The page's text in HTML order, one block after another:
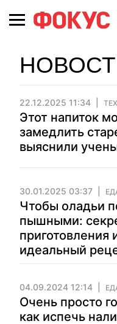
22.12.2025 11:34
Этот напиток
замедлить
выяснили
30.01.2025 03:37
Чтобы оладьи
пышными:
приготовления
идеальный
04.09.2024 12:14
Очень просто
как испечь